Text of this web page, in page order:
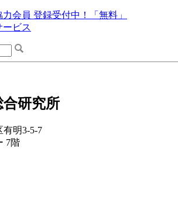
会員 登録受付中！「無料」
ービス
研究所
有明3-5-7
7階